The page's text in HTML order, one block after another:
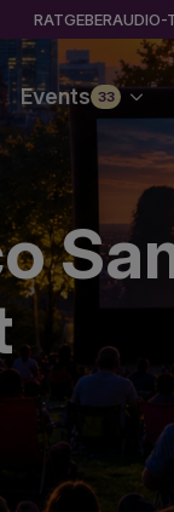
RATGEBERAUDIO-
Events 33